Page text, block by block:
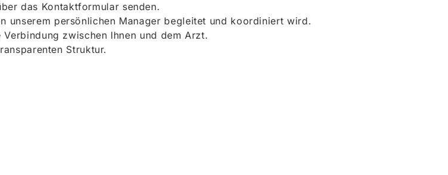
das Kontaktformular senden.
unserem persönlichen Manager begleitet und koordiniert wird.
zwischen Ihnen und dem Arzt.
Struktur.